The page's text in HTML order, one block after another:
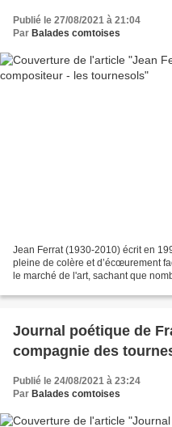
Publié le 27/08/2021 à 21:04
Par Balades comtoises
Jean Ferrat (1930-2010) écrit en
pleine de colère et d’écœurement
le marché de l'art, sachant que
Journal poétique de
compagnie des
Publié le 24/08/2021 à 23:24
Par Balades comtoises